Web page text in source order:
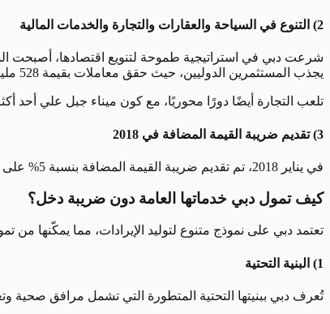
2) التنوع في السياحة والعقارات والتجارة والخدمات المالية
يجذب المستثمرين الدوليين، حيث حقق معاملات بقيمة 528 مليار درهم.
تلعب التجارة أيضًا دورًا محوريًا، مع كون ميناء جبل علي أحد أكثر الموانئ ازدحامًا عالميًا، تفرض دبي 5% كرسوم
3) تقديم ضريبة القيمة المضافة في 2018
في يناير 2018، تم تقديم ضريبة القيمة المضافة بنسبة 5% على معظم السلع والخدمات، مما زاد من قاعدة إيرادات دبي دون فرض ضريبة مباشرة على السكان.
كيف تمول دبي خدماتها العامة دون ضريبة دخل؟
تعتمد دبي على نموذج متنوع لتوليد الإيرادات، مما يمكّنها من
1) البنية التحتية
تُعرف دبي ببنيتها التحتية المتطورة التي تشمل مرافق صحية